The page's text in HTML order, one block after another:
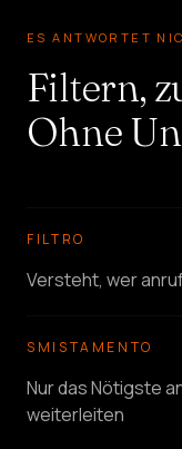
ES ANTWORTET
Filtern,
Ohne
FILTRO
Versteht, wer
SMISTAMENTO
Nur das Nötigste
weiterleiten